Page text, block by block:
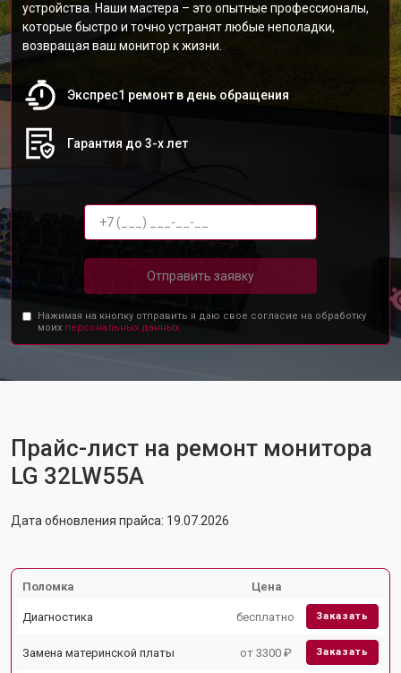
устройства. Наши мастера – это опытные профессионалы,
которые быстро и точно устранят любые неполадки,
возвращая ваш монитор к жизни.
Экспрес1 ремонт в день обращения
Гарантия до 3-х лет
Отправить заявку
Нажимая на кнопку отправить я даю свое согласие на обработку
моих персональных данных.
Прайс-лист на ремонт монитора
LG 32LW55A
Дата обновления прайса: 19.07.2026
Поломка Цена
Диагностика бесплатно Заказать
Замена материнской платы от 3300 ₽ Заказать